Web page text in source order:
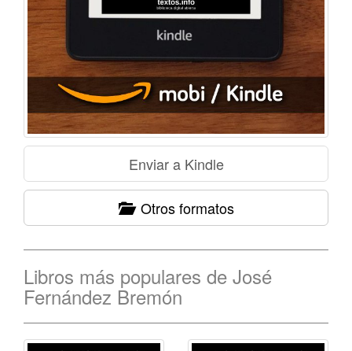
Otros formatos
Libros más populares de José
Fernández Bremón